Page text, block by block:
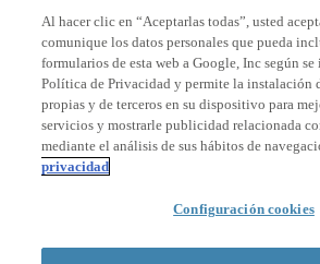
Miembro de
Acreditaciones
© 2026 La Salle Campus Barcelona - URL |
Al hacer clic en “Aceptarlas todas”, usted
comunique los datos personales que pueda
formularios de esta web a Google, Inc según
Política de Privacidad y permite la instalación
propias y de terceros en su dispositivo para
servicios y mostrarle publicidad relacionada
mediante el análisis de sus hábitos de
privacidad
Configuración cookies